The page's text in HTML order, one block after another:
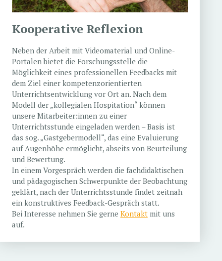
Kooperative Reflexion
Neben der Arbeit mit Videomaterial und Online-
Portalen bietet die Forschungsstelle die
Möglichkeit eines professionellen Feedbacks mit
dem Ziel einer kompetenzorientierten
Unterrichtsentwicklung vor Ort an. Nach dem
Modell der „kollegialen Hospitation“ können
unsere Mitarbeiter:innen zu einer
Unterrichtsstunde eingeladen werden – Basis ist
das sog. „Gastgebermodell“, das eine Evaluierung
auf Augenhöhe ermöglicht, abseits von Beurteilung
und Bewertung.
In einem Vorgespräch werden die fachdidaktischen
und pädagogischen Schwerpunkte der Beobachtung
geklärt, nach der Unterrichtsstunde findet zeitnah
ein konstruktives Feedback-Gespräch statt.
Bei Interesse nehmen Sie gerne Kontaktmit uns
auf.